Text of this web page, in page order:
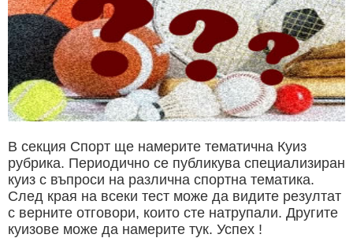
В секция Спорт ще намерите тематична Куиз
рубрика. Периодично се публикува специализиран
куиз с въпроси на различна спортна тематика.
След края на всеки тест може да видите резултат
с верните отговори, които сте натрупали. Другите
куизове може да намерите тук. Успех !